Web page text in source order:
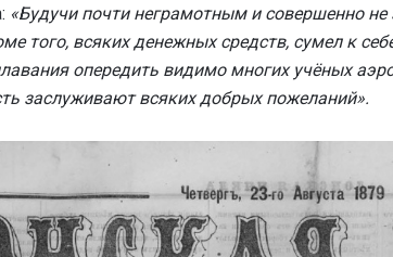
«Будучи почти неграмотным и совершенно
того, всяких денежных средств, сумел к
опередить видимо многих учёных
заслуживают всяких добрых пожеланий».